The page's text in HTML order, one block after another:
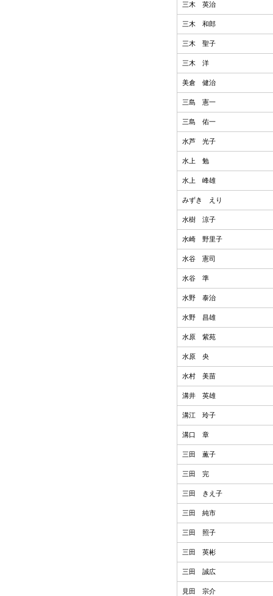
三木 英治
三木 和郎
三木 聖子
三木 洋
美倉 健治
三島 憲一
三島 佑一
水芦 光子
水上 勉
水上 峰雄
みずき えり
水樹 涼子
水崎 野里子
水谷 憲司
水谷 準
水野 泰治
水野 昌雄
水原 紫苑
水原 央
水村 美苗
溝井 英雄
溝江 玲子
溝口 章
三田 薫子
三田 完
三田 きえ子
三田 純市
三田 照子
三田 英彬
三田 誠広
見田 宗介